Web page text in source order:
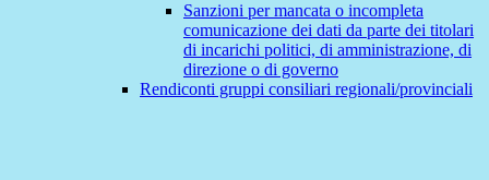
Sanzioni per mancata o incompleta
comunicazione dei dati da parte dei titolari
di incarichi politici, di amministrazione, di
direzione o di governo
Rendiconti gruppi consiliari regionali/provinciali